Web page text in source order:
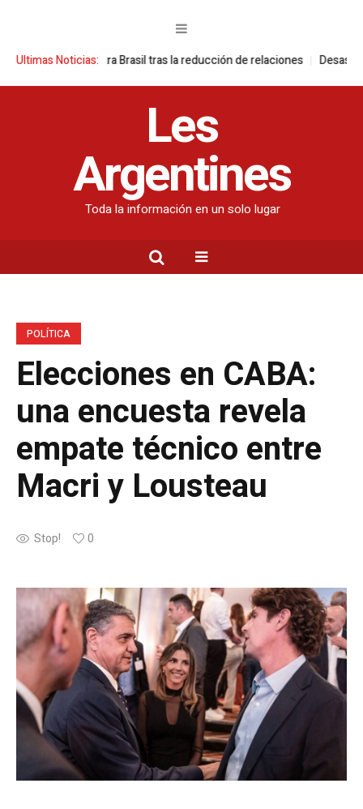
Ultimas Noticias:
contra Brasil tras la reducción de relaciones Desastre
Les
Argentines
Toda la información en un solo lugar
POLÍTICA
Elecciones en CABA:
una encuesta revela
empate técnico entre
Macri y Lousteau
Stop! 0